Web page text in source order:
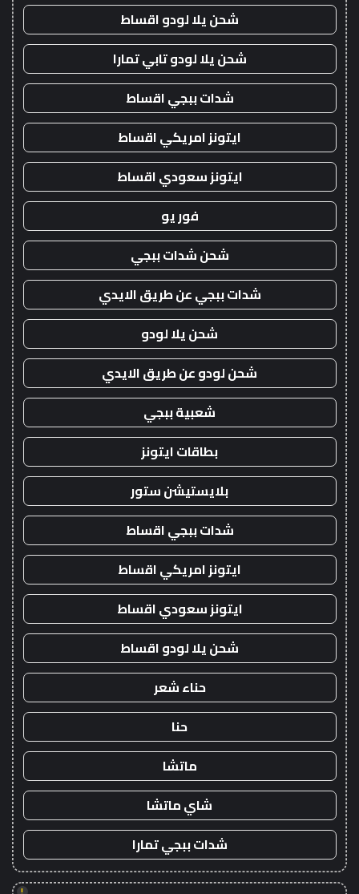
شحن يلا لودو اقساط
شحن يلا لودو تابي تمارا
شدات ببجي اقساط
ايتونز امريكي اقساط
ايتونز سعودي اقساط
فور يو
شحن شدات ببجي
شدات ببجي عن طريق الايدي
شحن يلا لودو
شحن لودو عن طريق الايدي
شعبية ببجي
بطاقات ايتونز
بلايستيشن ستور
شدات ببجي اقساط
ايتونز امريكي اقساط
ايتونز سعودي اقساط
شحن يلا لودو اقساط
حناء شعر
حنا
ماتشا
شاي ماتشا
شدات ببجي تمارا